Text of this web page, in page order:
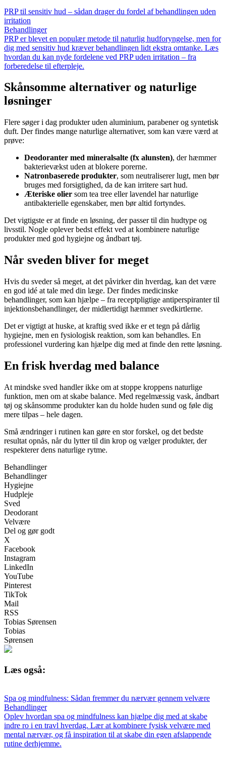
PRP til sensitiv hud – sådan drager du fordel af behandlingen uden
irritation
Behandlinger
PRP er blevet en populær metode til naturlig hudforyngelse, men for
dig med sensitiv hud kræver behandlingen lidt ekstra omtanke. Læs
hvordan du kan nyde fordelene ved PRP uden irritation – fra
forberedelse til efterpleje.
Skånsomme alternativer og naturlige
løsninger
Flere søger i dag produkter uden aluminium, parabener og syntetisk
duft. Der findes mange naturlige alternativer, som kan være værd at
prøve:
Deodoranter med mineralsalte (fx alunsten), der hæmmer
bakterievækst uden at blokere porerne.
Natronbaserede produkter, som neutraliserer lugt, men bør
bruges med forsigtighed, da de kan irritere sart hud.
Æteriske olier som tea tree eller lavendel har naturlige
antibakterielle egenskaber, men bør altid fortyndes.
Det vigtigste er at finde en løsning, der passer til din hudtype og
livsstil. Nogle oplever bedst effekt ved at kombinere naturlige
produkter med god hygiejne og åndbart tøj.
Når sveden bliver for meget
Hvis du sveder så meget, at det påvirker din hverdag, kan det være
en god idé at tale med din læge. Der findes medicinske
behandlinger, som kan hjælpe – fra receptpligtige antiperspiranter til
injektionsbehandlinger, der midlertidigt hæmmer svedkirtlerne.
Det er vigtigt at huske, at kraftig sved ikke er et tegn på dårlig
hygiejne, men en fysiologisk reaktion, som kan behandles. En
professionel vurdering kan hjælpe dig med at finde den rette løsning.
En frisk hverdag med balance
At mindske sved handler ikke om at stoppe kroppens naturlige
funktion, men om at skabe balance. Med regelmæssig vask, åndbart
tøj og skånsomme produkter kan du holde huden sund og føle dig
mere tilpas – hele dagen.
Små ændringer i rutinen kan gøre en stor forskel, og det bedste
resultat opnås, når du lytter til din krop og vælger produkter, der
respekterer dens naturlige rytme.
Behandlinger
Behandlinger
Hygiejne
Hudpleje
Sved
Deodorant
Velvære
Del og gør godt
X
Facebook
Instagram
LinkedIn
YouTube
Pinterest
TikTok
Mail
RSS
Tobias Sørensen
Tobias
Sørensen
Læs også:
Spa og mindfulness: Sådan fremmer du nærvær gennem velvære
Behandlinger
Oplev hvordan spa og mindfulness kan hjælpe dig med at skabe
indre ro i en travl hverdag. Lær at kombinere fysisk velvære med
mental nærvær, og få inspiration til at skabe din egen afslappende
rutine derhjemme.